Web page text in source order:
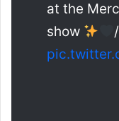
at the
show